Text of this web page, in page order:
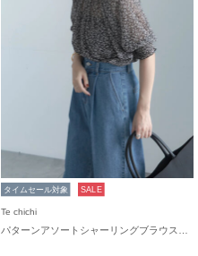
タイムセール対象 SALE
Te chichi